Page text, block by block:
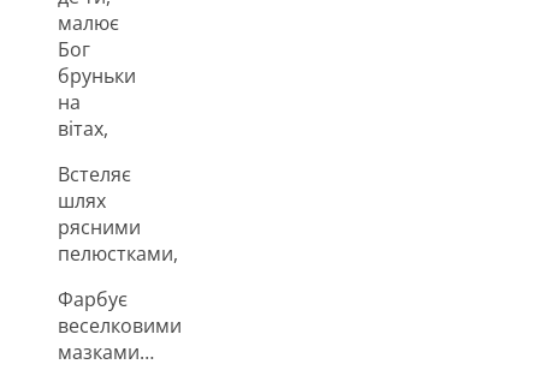
малює
Бог
бруньки
на
вітах,
Встеляє
шлях
рясними
пелюстками,
Фарбує
веселковими
мазками…